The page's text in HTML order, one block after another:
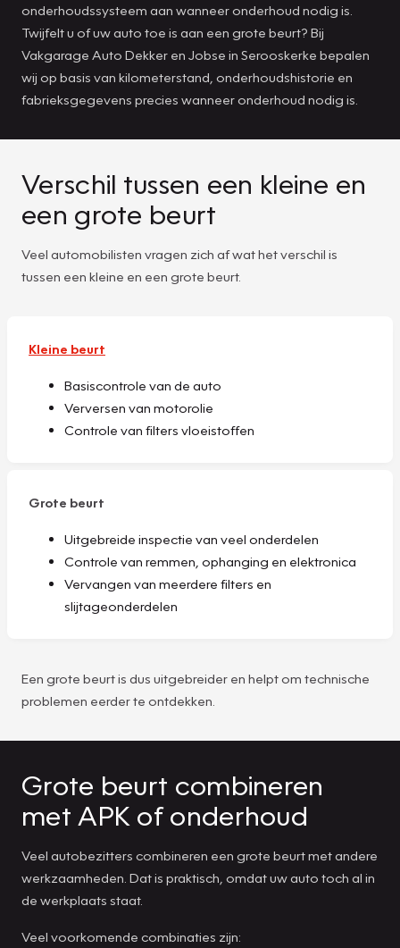
onderhoudssysteem aan wanneer onderhoud nodig is.
Twijfelt u of uw auto toe is aan een grote beurt? Bij
Vakgarage Auto Dekker en Jobse in Serooskerke bepalen
wij op basis van kilometerstand, onderhoudshistorie en
fabrieksgegevens precies wanneer onderhoud nodig is.
Verschil tussen een kleine en
een grote beurt
Veel automobilisten vragen zich af wat het verschil is
tussen een kleine en een grote beurt.
Kleine beurt
Basiscontrole van de auto
Verversen van motorolie
Controle van filters vloeistoffen
Grote beurt
Uitgebreide inspectie van veel onderdelen
Controle van remmen, ophanging en elektronica
Vervangen van meerdere filters en
slijtageonderdelen
Een grote beurt is dus uitgebreider en helpt om technische
problemen eerder te ontdekken.
Grote beurt combineren
met APK of onderhoud
Veel autobezitters combineren een grote beurt met andere
werkzaamheden. Dat is praktisch, omdat uw auto toch al in
de werkplaats staat.
Veel voorkomende combinaties zijn: